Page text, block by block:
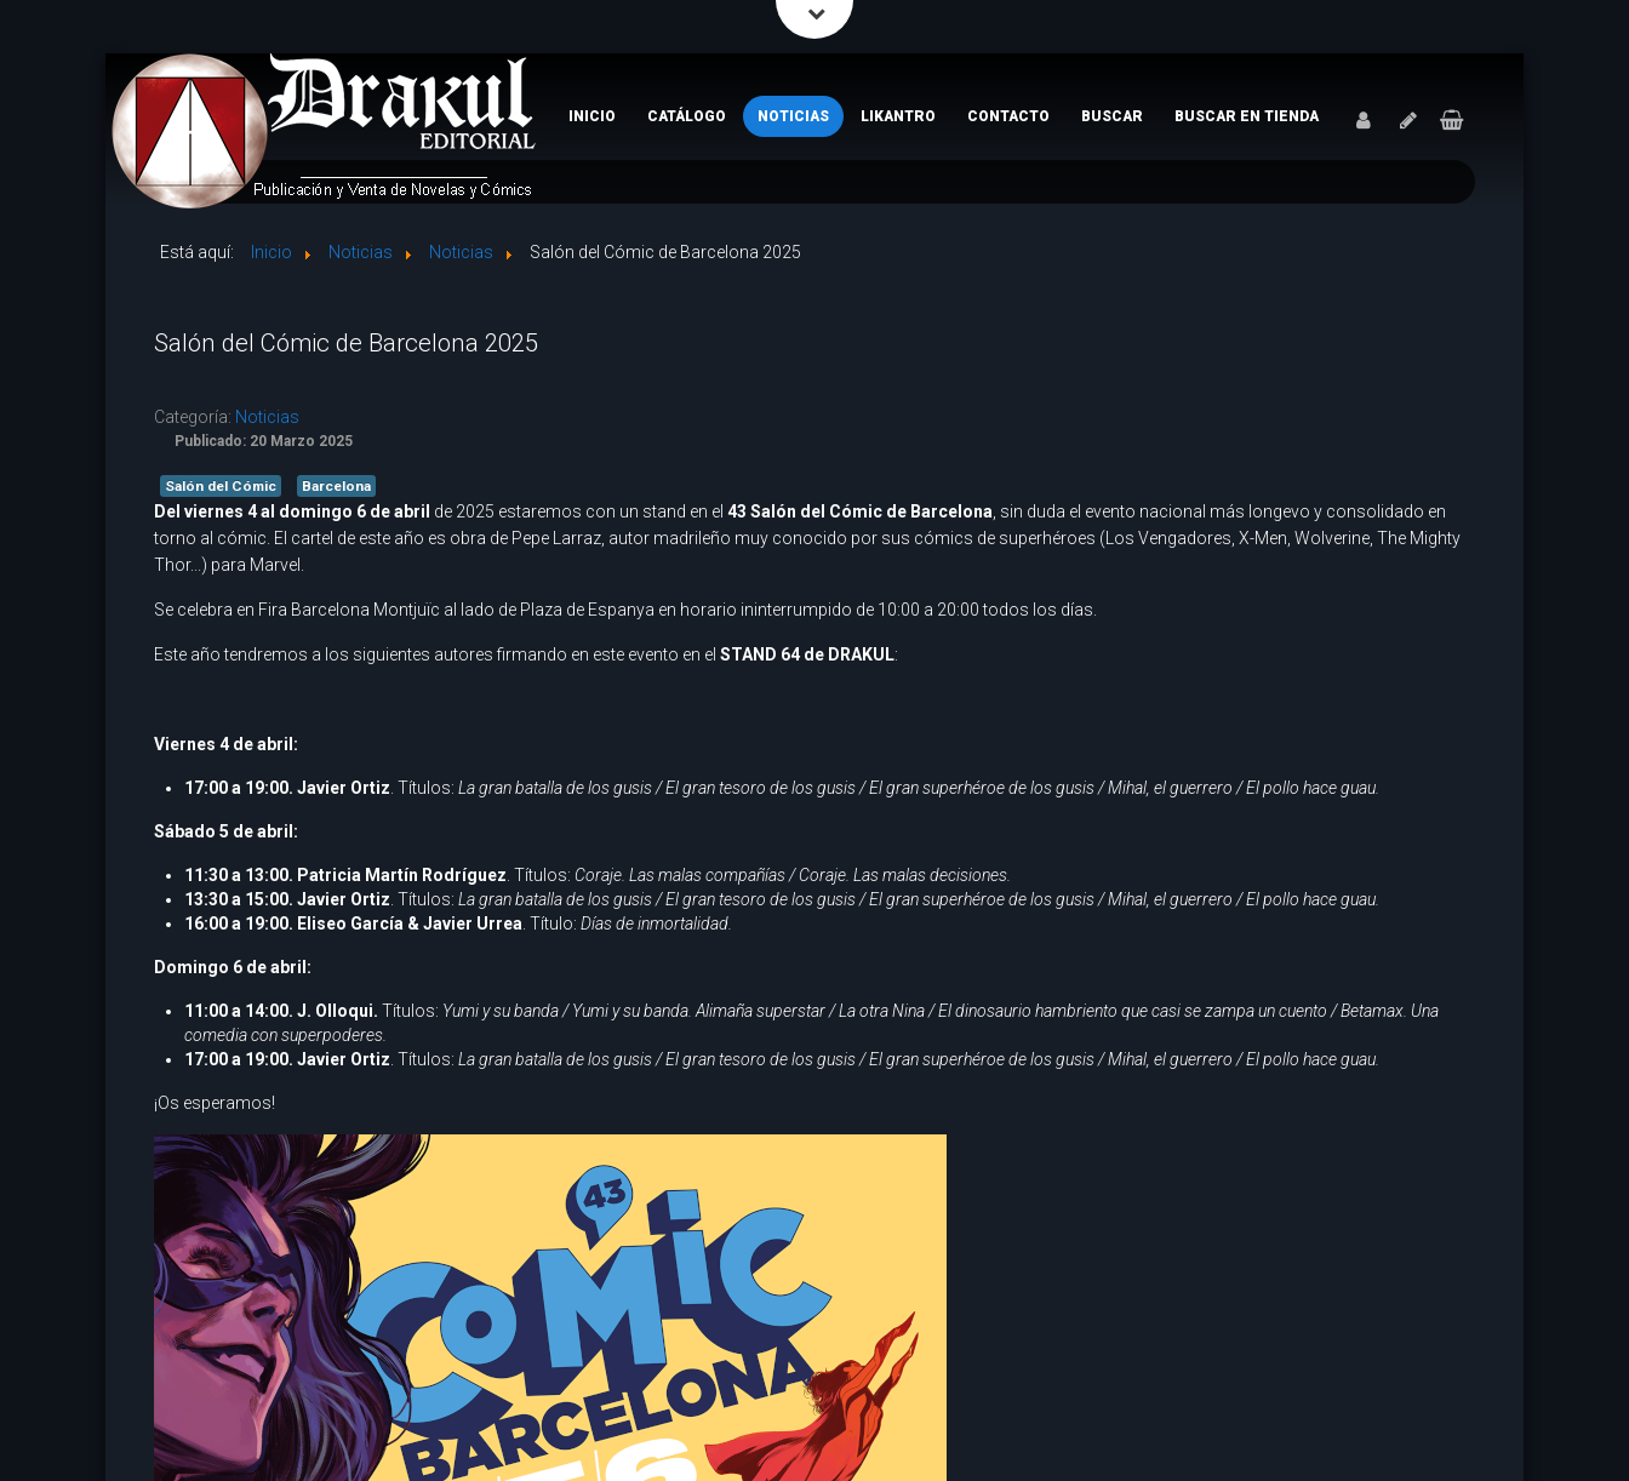
INICIO CATÁLOGO NOTICIAS LIKANTRO CONTACTO BUSCAR BUSCAR EN TIENDA
Está aquí: Inicio Noticias Noticias Salón del Cómic de Barcelona 2025
Salón del Cómic de Barcelona 2025
Categoría: Noticias
Publicado: 20 Marzo 2025
Salón del Cómic Barcelona
Del viernes 4 al domingo 6 de abril de 2025 estaremos con un stand en el 43 Salón del Cómic de Barcelona , sin duda el evento nacional más longevo y consolidado en
torno al cómic. El cartel de este año es obra de Pepe Larraz, autor madrileño muy conocido por sus cómics de superhéroes (Los Vengadores, X-Men, Wolverine, The Mighty
Thor...) para Marvel.
Se celebra en Fira Barcelona Montjuïc al lado de Plaza de Espanya en horario ininterrumpido de 10:00 a 20:00 todos los días.
Este año tendremos a los siguientes autores firmando en este evento en el STAND 64 de DRAKUL:
Viernes 4 de abril:
17:00 a 19:00. Javier Ortiz . Títulos: La gran batalla de los gusis / El gran tesoro de los gusis / El gran superhéroe de los gusis / Mihal, el guerrero / El pollo hace guau.
Sábado 5 de abril:
11:30 a 13:00. Patricia Martín Rodríguez . Títulos: Coraje. Las malas compañías / Coraje. Las malas decisiones.
13:30 a 15:00. Javier Ortiz . Títulos: La gran batalla de los gusis / El gran tesoro de los gusis / El gran superhéroe de los gusis / Mihal, el guerrero / El pollo hace guau.
16:00 a 19:00. Eliseo García & Javier Urrea . Título: Días de inmortalidad.
Domingo 6 de abril:
11:00 a 14:00. J. Olloqui. Títulos: Yumi y su banda / Yumi y su banda. Alimaña superstar / La otra Nina / El dinosaurio hambriento que casi se zampa un cuento / Betamax. Una
comedia con superpoderes.
17:00 a 19:00. Javier Ortiz . Títulos: La gran batalla de los gusis / El gran tesoro de los gusis / El gran superhéroe de los gusis / Mihal, el guerrero / El pollo hace guau.
¡Os esperamos!